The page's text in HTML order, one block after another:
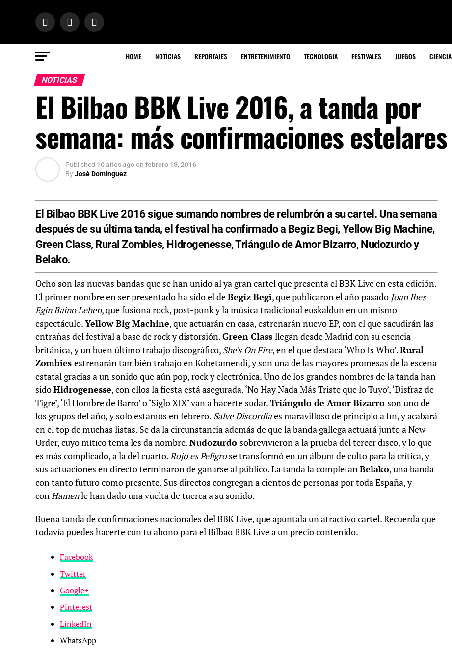
HOME NOTICIAS REPORTAJES ENTRETENIMIENTO TECNOLOGIA FESTIVALES JUEGOS CIENCIA
NOTICIAS
El Bilbao BBK Live 2016, a tanda por
semana: más confirmaciones estelares
Published 10 años agoon febrero 18, 2016
ByJosé Domínguez
El Bilbao BBK Live 2016 sigue sumando nombres de relumbrón a su cartel. Una semana
después de su última tanda, el festival ha confirmado a Begiz Begi, Yellow Big Machine,
Green Class, Rural Zombies, Hidrogenesse, Triángulo de Amor Bizarro, Nudozurdo y
Belako.
Ocho son las nuevas bandas que se han unido al ya gran cartel que presenta el BBK Live en esta edición.
El primer nombre en ser presentado ha sido el deBegiz Begi, que publicaron el año pasado Joan Ihes
Egin Baino Lehen, que fusiona rock, post-punk y la música tradicional euskaldun en un mismo
espectáculo.Yellow Big Machine, que actuarán en casa, estrenarán nuevo EP, con el que sacudirán las
entrañas del festival a base de rock y distorsión.Green Class llegan desde Madrid con su esencia
británica, y un buen último trabajo discográfico, She’s On Fire, en el que destaca ‘Who Is Who’.Rural
Zombies estrenarán también trabajo en Kobetamendi, y son una de las mayores promesas de la escena
estatal gracias a un sonido que aún pop, rock y electrónica. Uno de los grandes nombres de la tanda han
sidoHidrogenesse, con ellos la fiesta está asegurada. ‘No Hay Nada Más Triste que lo Tuyo’, ‘Disfraz de
Tigre’, ‘El Hombre de Barro’ o ‘Siglo XIX’ van a hacerte sudar.Triángulo de Amor Bizarro son uno de
los grupos del año, y solo estamos en febrero. Salve Discordiaes maravilloso de principio a fin, y acabará
en el top de muchas listas. Se da la circunstancia además de que la banda gallega actuará junto a New
Order, cuyo mítico tema les da nombre.Nudozurdo sobrevivieron a la prueba del tercer disco, y lo que
es más complicado, a la del cuarto.Rojo es Peligrose transformó en un álbum de culto para la crítica, y
sus actuaciones en directo terminaron de ganarse al público. La tanda la completanBelako, una banda
con tanto futuro como presente. Sus directos congregan a cientos de personas por toda España, y
conHamenle han dado una vuelta de tuerca a su sonido.
Buena tanda de confirmaciones nacionales del BBK Live, que apuntala un atractivo cartel. Recuerda que
todavía puedes hacerte con tu abono para el Bilbao BBK Live a un precio contenido.
Facebook
Twitter
Google+
Pinterest
LinkedIn
WhatsApp